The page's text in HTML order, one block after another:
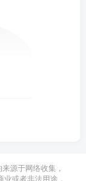
源于网络收集，
或者非法用途，